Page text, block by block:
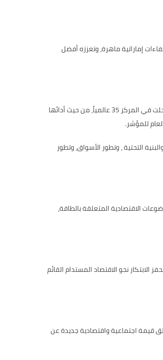
إماراتية ماهرة، وتعززه أفضل
حافظت دولة الإمارات على صدارتها في المركز الأول عربياً، وحلت في المركز 35 عالمياً، من حيث أدائها
.
التحتية ، وتطور الأسواق، وتطور
الاقتصادية المتعلقة بالطاقة،
الابتكار نحو الاقتصاد المستدام القائم
وخلق قيمة اجتماعية واقتصادية جديدة عن